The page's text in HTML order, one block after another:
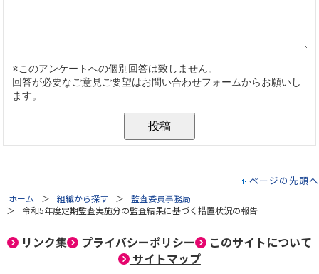
ページの先頭へ
ホーム 組織から探す
監査委員事務局
令和5年度定期監査実施分の監査結果に基づく措置状況の報告
リンク集 プライバシーポリシー
このサイトについて
サイトマップ